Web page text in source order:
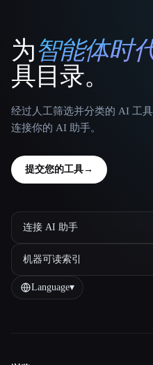
That AI Collection
为智能体时
具目录。
经过人工筛选并分类的 AI 工
连接你的 AI 助手。
提交您的工具→
连接 AI 助手
机器可读索引
Language▾